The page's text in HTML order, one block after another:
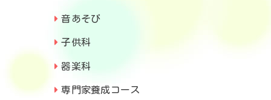
音あそび
子供科
器楽科
専門家養成コース